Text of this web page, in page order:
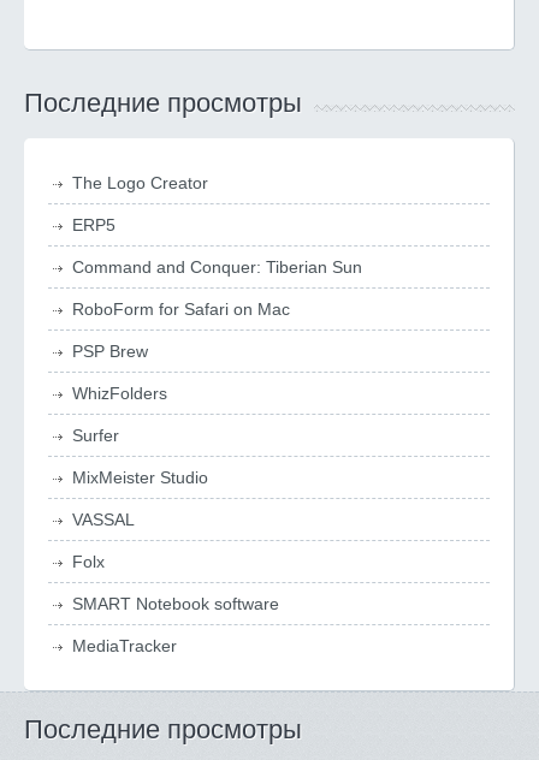
Последние просмотры
The Logo Creator
ERP5
Command and Conquer: Tiberian Sun
RoboForm for Safari on Mac
PSP Brew
WhizFolders
Surfer
MixMeister Studio
VASSAL
Folx
SMART Notebook software
MediaTracker
Последние просмотры